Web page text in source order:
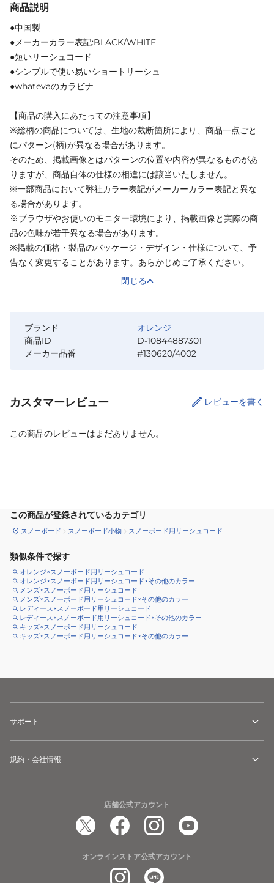
商品説明
●中国製
●メーカーカラー表記:BLACK/WHITE
●短いリーシュコード
●シンプルで使い易いショートリーシュ
●whatevaのカラビナ
【商品の購入にあたっての注意事項】
※総柄の商品については、生地の裁断箇所により、商品一点ごと
にパターン(柄)が異なる場合があります。
そのため、掲載画像とはパターンの位置や内容が異なるものがあ
りますが、商品自体の仕様の相違には該当いたしません。
※一部商品において弊社カラー表記がメーカーカラー表記と異な
る場合があります。
※ブラウザやお使いのモニター環境により、掲載画像と実際の商
品の色味が若干異なる場合があります。
※掲載の価格・製品のパッケージ・デザイン・仕様について、予
告なく変更することがあります。あらかじめご了承ください。
閉じる
ブランド
オレンジ
商品ID
D-10844887301
メーカー品番
#130620/4002
カスタマーレビュー レビューを書く
この商品のレビューはまだありません。
この商品が登録されているカテゴリ
スノーボード スノーボード小物 スノーボード用リーシュコード
類似条件で探す
オレンジ×スノーボード用リーシュコード
オレンジ×スノーボード用リーシュコード×その他のカラー
メンズ×スノーボード用リーシュコード
メンズ×スノーボード用リーシュコード×その他のカラー
レディース×スノーボード用リーシュコード
レディース×スノーボード用リーシュコード×その他のカラー
キッズ×スノーボード用リーシュコード
キッズ×スノーボード用リーシュコード×その他のカラー
サポート
規約・会社情報
店舗公式アカウント
オンラインストア公式アカウント